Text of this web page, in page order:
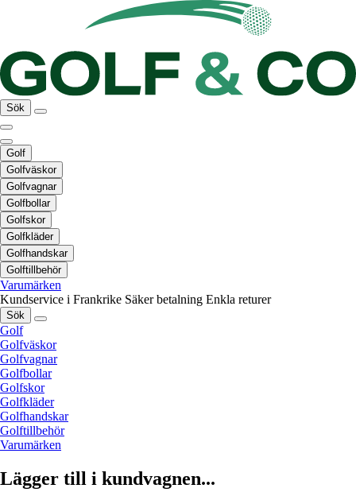
Sök
Golf
Golfväskor
Golfvagnar
Golfbollar
Golfskor
Golfkläder
Golfhandskar
Golftillbehör
Varumärken
Kundservice i Frankrike Säker betalning Enkla returer
Sök
Golf
Golfväskor
Golfvagnar
Golfbollar
Golfskor
Golfkläder
Golfhandskar
Golftillbehör
Varumärken
Lägger till i kundvagnen...